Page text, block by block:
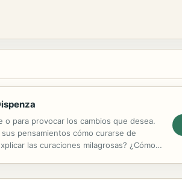
para provocar los cambios que desea.
pensamientos cómo curarse de
las curaciones milagrosas? ¿Cómo